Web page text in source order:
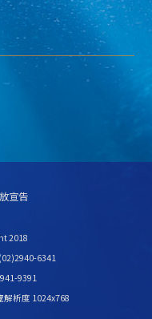
宣告
2018
6341
9391
析度 1024x768